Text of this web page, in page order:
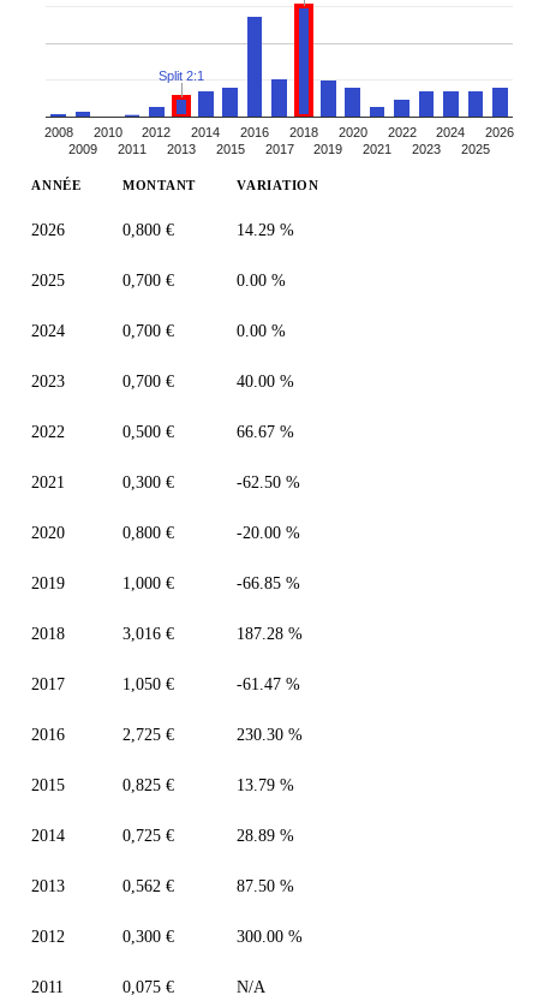
2008
2009
2010
2011
2012
2013
2014
2015
2016
2017
2018
2019
2020
2021
2022
2023
2024
2025
2026
Split 2:1
ANNÉE MONTANT VARIATION
2026 0,800 € 14.29 %
2025 0,700 € 0.00 %
2024 0,700 € 0.00 %
2023 0,700 € 40.00 %
2022 0,500 € 66.67 %
2021 0,300 € -62.50 %
2020 0,800 € -20.00 %
2019 1,000 € -66.85 %
2018 3,016 € 187.28 %
2017 1,050 € -61.47 %
2016 2,725 € 230.30 %
2015 0,825 € 13.79 %
2014 0,725 € 28.89 %
2013 0,562 € 87.50 %
2012 0,300 € 300.00 %
2011 0,075 € N/A